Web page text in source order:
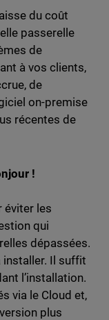
du coût
passerelle
de
à vos clients,
de
on-premise
récentes de
!
éviter les
qui
dépassées.
installer. Il suffit
l’installation.
via le Cloud et,
version plus